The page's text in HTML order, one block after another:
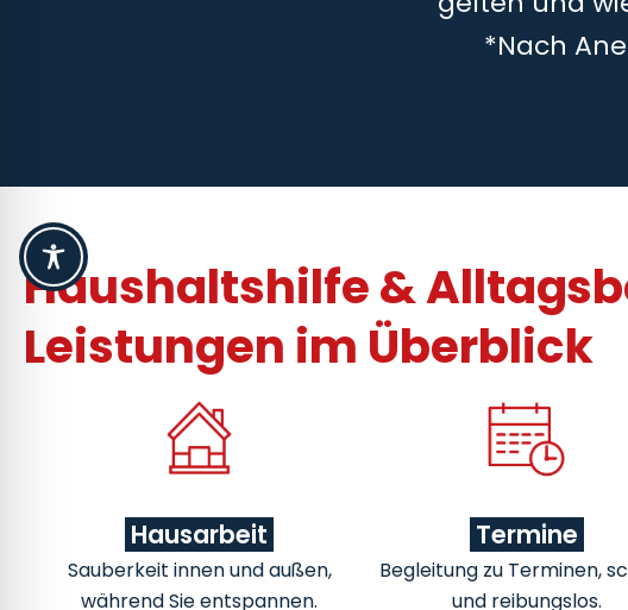
*Nach
Haushaltshilfe &
Leistungen im Überblick
Hausarbeit
Sauberkeit innen und außen,
während Sie entspannen.
Termine
Begleitung zu Terminen,
und reibungslos.